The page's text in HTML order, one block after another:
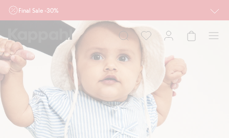
Final Sale -30%
Ważne przy zakupie min. 2 sztuk produktów włączonych w ofertę, również z
działu outlet do 10.8 w sklepach Kappahl i Newbie oraz na kappahl.com. Ofert
nie łączymy
Kobieta Mężczyzna Dziecko
Niemowlę